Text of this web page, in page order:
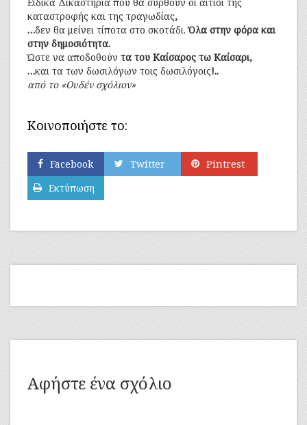
καταστροφής και της τραγωδίας,
…δεν θα μείνει τίποτα στο σκοτάδι.Όλα στην φόρα και
στην δημοσιότητα.
Ώστε να αποδοθούν τα του Καίσαρος τω Καίσαρι,
…και τα των δωσιλόγων τοις δωσιλόγοις!..
από το «Ουδέν σχόλιον»
Κοινοποιήστε το:
Facebook Twitter
Pintrest
Εκτύπωση
Αφήστε ένα σχόλιο